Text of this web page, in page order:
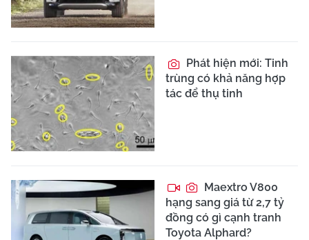
Phát hiện mới: Tinh
trùng có khả năng hợp
tác để thụ tinh
Maextro V800
hạng sang giá từ 2,7 tỷ
đồng có gì cạnh tranh
Toyota Alphard?